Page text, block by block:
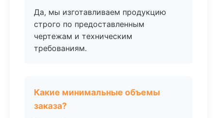
Да, мы изготавливаем продукцию
строго по предоставленным
чертежам и техническим
требованиям.
Какие минимальные объемы
заказа?